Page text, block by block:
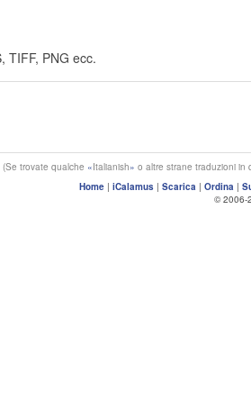
TIFF, PNG ecc.
(Se trovate qualche Italianish o altre strane traduzioni
Home| iCalamus| Scarica | Ordina |
© 2006-